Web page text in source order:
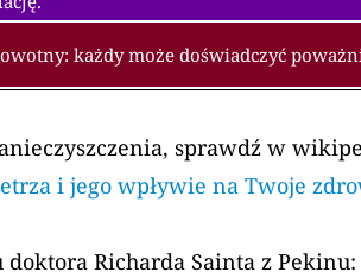
każdy może doświadczyć
sprawdź w
i jego wpływie na Twoje
Richarda Sainta z Pekinu: